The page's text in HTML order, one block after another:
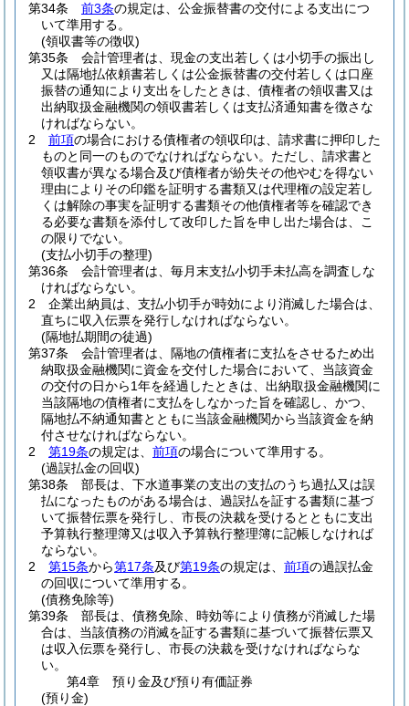
第34条
前3条の規定は、公金振替書の交付による支出につ
いて準用する。
(領収書等の徴収)
第35条
会計管理者は、現金の支出若しくは小切手の振出し
又は隔地払依頼書若しくは公金振替書の交付若しくは口座
振替の通知により支出をしたときは、債権者の領収書又は
出納取扱金融機関の領収書若しくは支払済通知書を徴さな
ければならない。
2
前項の場合における債権者の領収印は、請求書に押印した
ものと同一のものでなければならない。 ただし、請求書と
領収書が異なる場合及び債権者が紛失その他やむを得ない
理由によりその印鑑を証明する書類又は代理権の設定若し
くは解除の事実を証明する書類その他債権者等を確認でき
る必要な書類を添付して改印した旨を申し出た場合は、こ
の限りでない。
(支払小切手の整理)
第36条
会計管理者は、毎月末支払小切手未払高を調査しな
ければならない。
2
企業出納員は、支払小切手が時効により消滅した場合は、
直ちに収入伝票を発行しなければならない。
(隔地払期間の徒過)
第37条
会計管理者は、隔地の債権者に支払をさせるため出
納取扱金融機関に資金を交付した場合において、当該資金
の交付の日から1年を経過したときは、出納取扱金融機関に
当該隔地の債権者に支払をしなかった旨を確認し、かつ、
隔地払不納通知書とともに当該金融機関から当該資金を納
付させなければならない。
2
第19条の規定は、 前項の場合について準用する。
(過誤払金の回収)
第38条
部長は、下水道事業の支出の支払のうち過払又は誤
払になったものがある場合は、過誤払を証する書類に基づ
いて振替伝票を発行し、市長の決裁を受けるとともに支出
予算執行整理簿又は収入予算執行整理簿に記帳しなければ
ならない。
2
第15条から第17条及び第19条の規定は、 前項の過誤払金
の回収について準用する。
(債務免除等)
第39条
部長は、債務免除、時効等により債務が消滅した場
合は、当該債務の消滅を証する書類に基づいて振替伝票又
は収入伝票を発行し、市長の決裁を受けなければならな
い。
第4章
預り金及び預り有価証券
(預り金)